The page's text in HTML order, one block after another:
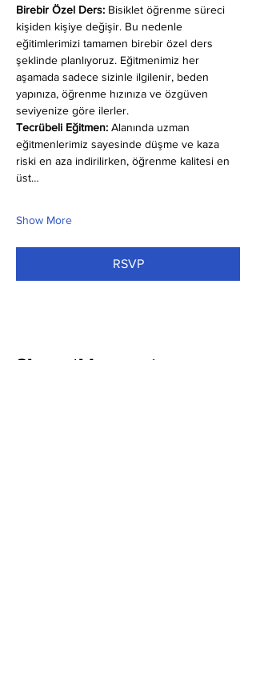
Birebir Özel Ders: Bisiklet öğrenme süreci
kişiden kişiye değişir. Bu nedenle
eğitimlerimizi tamamen birebir özel ders
şeklinde planlıyoruz. Eğitmenimiz her
aşamada sadece sizinle ilgilenir, beden
yapınıza, öğrenme hızınıza ve özgüven
seviyenize göre ilerler.
Tecrübeli Eğitmen: Alanında uzman
eğitmenlerimiz sayesinde düşme ve kaza
riski en aza indirilirken, öğrenme kalitesi en
üst…
Show More
RSVP
Share this event